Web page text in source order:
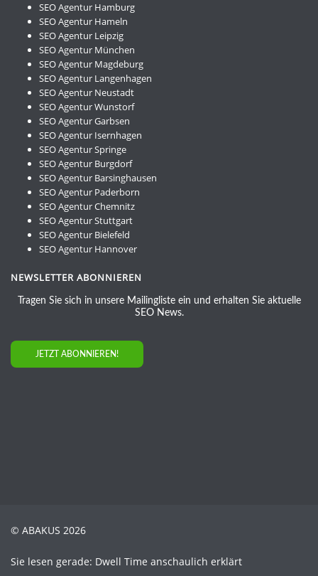
SEO Agentur Hamburg
SEO Agentur Hameln
SEO Agentur Leipzig
SEO Agentur München
SEO Agentur Magdeburg
SEO Agentur Langenhagen
SEO Agentur Neustadt
SEO Agentur Wunstorf
SEO Agentur Garbsen
SEO Agentur Isernhagen
SEO Agentur Springe
SEO Agentur Burgdorf
SEO Agentur Barsinghausen
SEO Agentur Paderborn
SEO Agentur Chemnitz
SEO Agentur Stuttgart
SEO Agentur Bielefeld
SEO Agentur Hannover
NEWSLETTER ABONNIEREN
Tragen Sie sich in unsere Mailingliste ein und erhalten Sie aktuelle
SEO News.
JETZT ABONNIEREN!
© ABAKUS 2026
Sie lesen gerade: Dwell Time anschaulich erklärt